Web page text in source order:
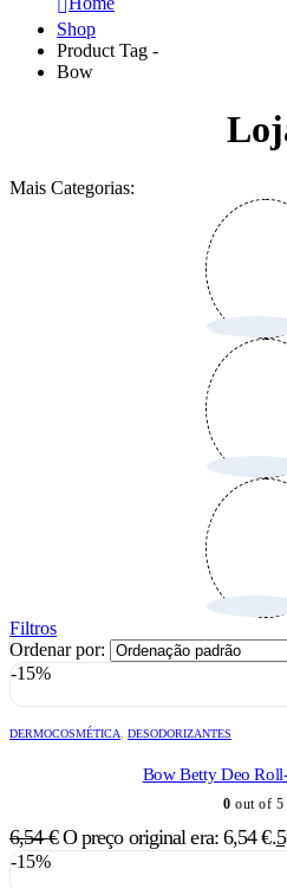
Shop
Product Tag -
Bow
Mais Categorias:
Filtros
Ordenar por:
-15%
DERMOCOSMÉTICA DESODORIZANTES
Bow Betty Deo
0 out of 5
6,54€ O preço original era: 6,54 €.
-15%